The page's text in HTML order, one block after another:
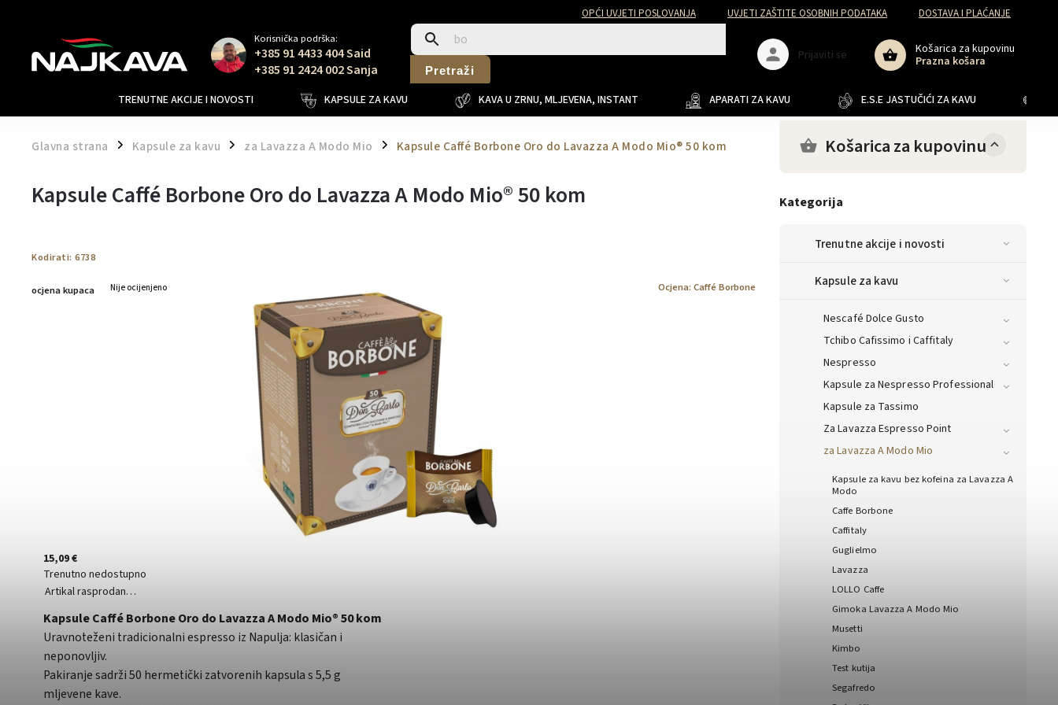
OPĆI UVJETI POSLOVANJA UVJETI ZAŠTITE OSOBNIH PODATAKA
DOSTAVA I PLAĆANJE
Korisnička podrška:
+385 91 4433 404 Said
+385 91 2424 002 Sanja
Pretraži
Košarica za kupovinu
Prazna košara
Prijaviti se
TRENUTNE AKCIJE I NOVOSTI KAPSULE ZA KAVU KAVA U ZRNU, MLJEVENA, INSTANT APARATI ZA KAVU E.S.E JASTUČIĆI ZA KAVU
Glavna strana / Kapsule za kavu / za Lavazza A Modo Mio / Kapsule Caffé Borbone Oro do Lavazza A Modo Mio® 50 kom Košarica za kupovinu
Kategorija
Trenutne akcije i novosti
Kapsule za kavu
Nescafé Dolce Gusto
Tchibo Cafissimo i Caffitaly
Nespresso
Kapsule za Nespresso Professional
Kapsule za Tassimo
Za Lavazza Espresso Point
za Lavazza A Modo Mio
Kapsule za kavu bez kofeina za Lavazza A
Modo
Caffe Borbone
Caffitaly
Guglielmo
Lavazza
LOLLO Caffe
Gimoka Lavazza A Modo Mio
Musetti
Kimbo
Test kutija
Segafredo
Kapsule Caffé Borbone Oro do Lavazza A Modo Mio® 50 kom
Kodirati: 6738
ocjena kupaca Nije ocijenjeno Ocjena: Caffé Borbone
15,09 €
Trenutno nedostupno
Artikal rasprodan…
Kapsule Caffé Borbone Oro do Lavazza A Modo Mio® 50 kom
Uravnoteženi tradicionalni espresso iz Napulja: klasičan i
neponovljiv.
Pakiranje sadrži 50 hermetički zatvorenih kapsula s 5,5 g
mljevene kave.